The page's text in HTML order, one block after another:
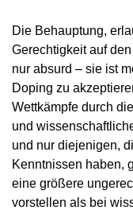
Die Behauptung,
Gerechtigkeit auf
nur absurd – sie ist
Doping zu
Wettkämpfe durch
und
und nur diejenigen,
Kenntnissen haben,
eine größere
vorstellen als bei